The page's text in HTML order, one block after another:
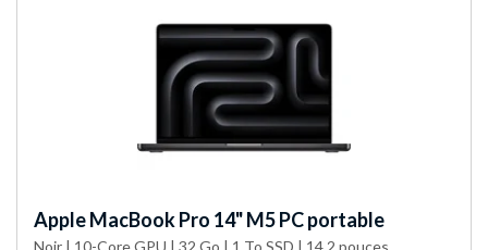
AppleMacBook Pro 14" M5 PC portable